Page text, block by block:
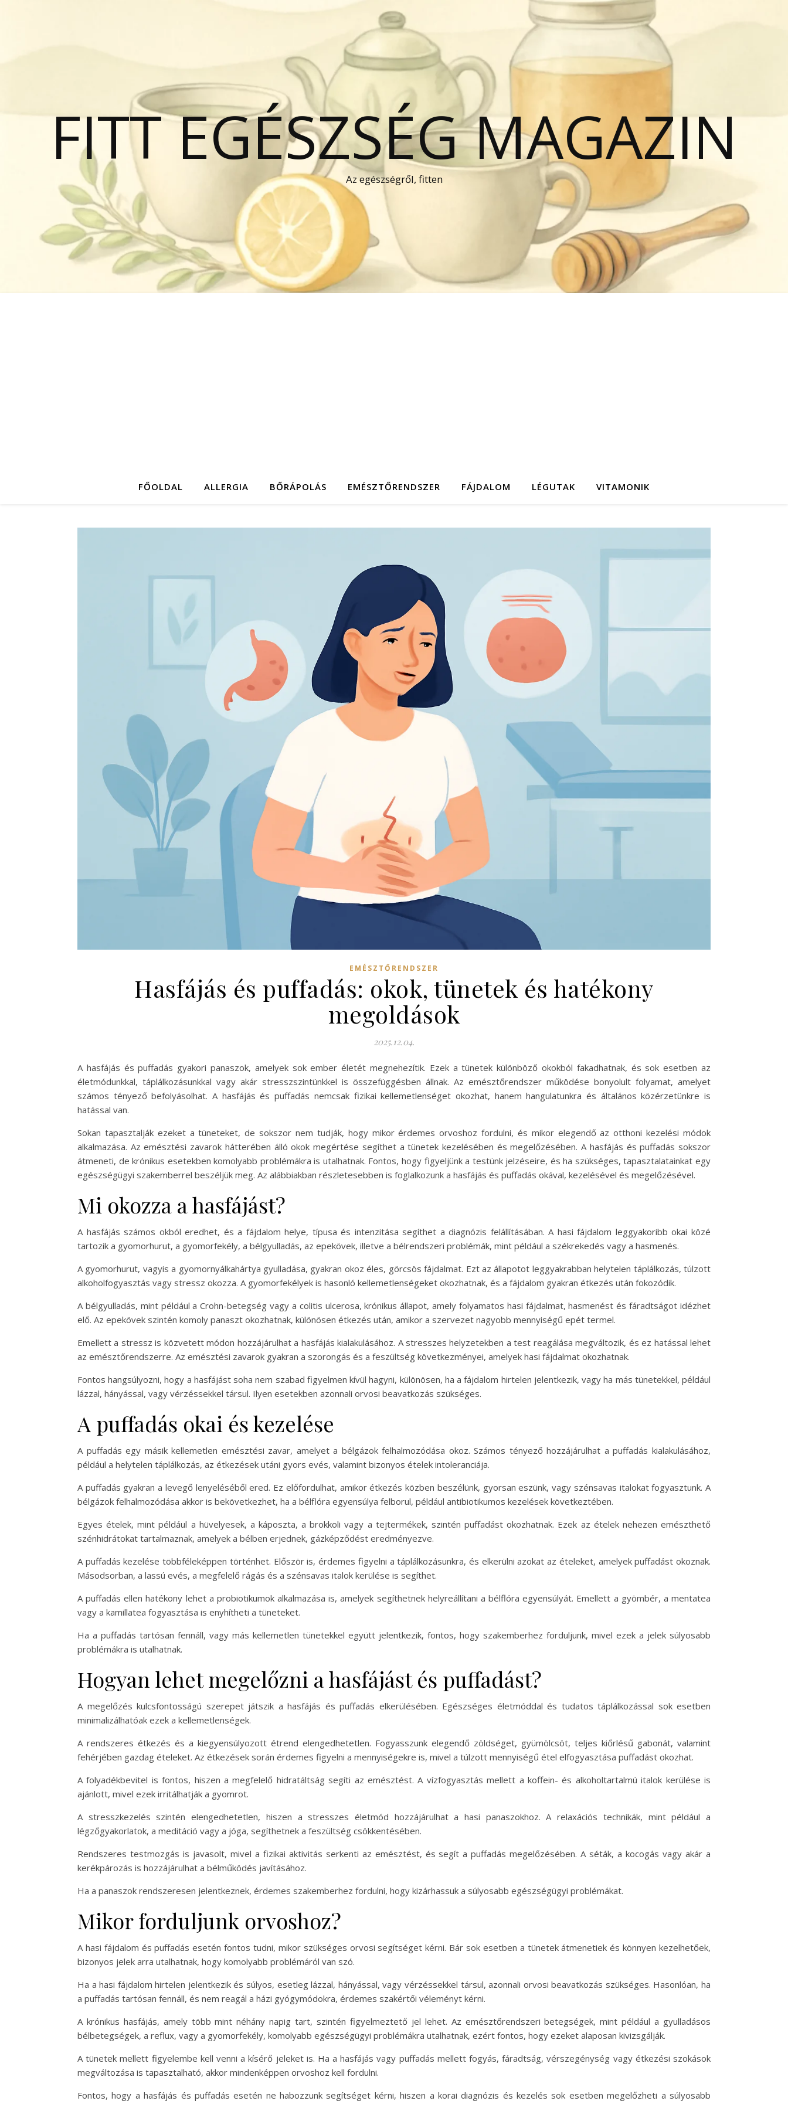
FITT EGÉSZSÉG MAGAZIN
Az egészségről, fitten
FŐOLDAL ALLERGIA BŐRÁPOLÁS EMÉSZTŐRENDSZER FÁJDALOM LÉGUTAK VITAMONIK
EMÉSZTŐRENDSZER
Hasfájás és puffadás: okok, tünetek és hatékony
megoldások
2025.12.04.
A hasfájás és puffadás gyakori panaszok, amelyek sok ember életét megnehezítik. Ezek a tünetek különböző okokból fakadhatnak, és sok esetben az
életmódunkkal, táplálkozásunkkal vagy akár stresszszintünkkel is összefüggésben állnak. Az emésztőrendszer működése bonyolult folyamat, amelyet
számos tényező befolyásolhat. A hasfájás és puffadás nemcsak fizikai kellemetlenséget okozhat, hanem hangulatunkra és általános közérzetünkre is
hatással van.
Sokan tapasztalják ezeket a tüneteket, de sokszor nem tudják, hogy mikor érdemes orvoshoz fordulni, és mikor elegendő az otthoni kezelési módok
alkalmazása. Az emésztési zavarok hátterében álló okok megértése segíthet a tünetek kezelésében és megelőzésében. A hasfájás és puffadás sokszor
átmeneti, de krónikus esetekben komolyabb problémákra is utalhatnak. Fontos, hogy figyeljünk a testünk jelzéseire, és ha szükséges, tapasztalatainkat egy
egészségügyi szakemberrel beszéljük meg. Az alábbiakban részletesebben is foglalkozunk a hasfájás és puffadás okával, kezelésével és megelőzésével.
Mi okozza a hasfájást?
A hasfájás számos okból eredhet, és a fájdalom helye, típusa és intenzitása segíthet a diagnózis felállításában. A hasi fájdalom leggyakoribb okai közé
tartozik a gyomorhurut, a gyomorfekély, a bélgyulladás, az epekövek, illetve a bélrendszeri problémák, mint például a székrekedés vagy a hasmenés.
A gyomorhurut, vagyis a gyomornyálkahártya gyulladása, gyakran okoz éles, görcsös fájdalmat. Ezt az állapotot leggyakrabban helytelen táplálkozás, túlzott
alkoholfogyasztás vagy stressz okozza. A gyomorfekélyek is hasonló kellemetlenségeket okozhatnak, és a fájdalom gyakran étkezés után fokozódik.
A bélgyulladás, mint például a Crohn-betegség vagy a colitis ulcerosa, krónikus állapot, amely folyamatos hasi fájdalmat, hasmenést és fáradtságot idézhet
elő. Az epekövek szintén komoly panaszt okozhatnak, különösen étkezés után, amikor a szervezet nagyobb mennyiségű epét termel.
Emellett a stressz is közvetett módon hozzájárulhat a hasfájás kialakulásához. A stresszes helyzetekben a test reagálása megváltozik, és ez hatással lehet
az emésztőrendszerre. Az emésztési zavarok gyakran a szorongás és a feszültség következményei, amelyek hasi fájdalmat okozhatnak.
Fontos hangsúlyozni, hogy a hasfájást soha nem szabad figyelmen kívül hagyni, különösen, ha a fájdalom hirtelen jelentkezik, vagy ha más tünetekkel, például
lázzal, hányással, vagy vérzéssekkel társul. Ilyen esetekben azonnali orvosi beavatkozás szükséges.
A puffadás okai és kezelése
A puffadás egy másik kellemetlen emésztési zavar, amelyet a bélgázok felhalmozódása okoz. Számos tényező hozzájárulhat a puffadás kialakulásához,
például a helytelen táplálkozás, az étkezések utáni gyors evés, valamint bizonyos ételek intoleranciája.
A puffadás gyakran a levegő lenyeléséből ered. Ez előfordulhat, amikor étkezés közben beszélünk, gyorsan eszünk, vagy szénsavas italokat fogyasztunk. A
bélgázok felhalmozódása akkor is bekövetkezhet, ha a bélflóra egyensúlya felborul, például antibiotikumos kezelések következtében.
Egyes ételek, mint például a hüvelyesek, a káposzta, a brokkoli vagy a tejtermékek, szintén puffadást okozhatnak. Ezek az ételek nehezen emészthető
szénhidrátokat tartalmaznak, amelyek a bélben erjednek, gázképződést eredményezve.
A puffadás kezelése többféleképpen történhet. Először is, érdemes figyelni a táplálkozásunkra, és elkerülni azokat az ételeket, amelyek puffadást okoznak.
Másodsorban, a lassú evés, a megfelelő rágás és a szénsavas italok kerülése is segíthet.
A puffadás ellen hatékony lehet a probiotikumok alkalmazása is, amelyek segíthetnek helyreállítani a bélflóra egyensúlyát. Emellett a gyömbér, a mentatea
vagy a kamillatea fogyasztása is enyhítheti a tüneteket.
Ha a puffadás tartósan fennáll, vagy más kellemetlen tünetekkel együtt jelentkezik, fontos, hogy szakemberhez forduljunk, mivel ezek a jelek súlyosabb
problémákra is utalhatnak.
Hogyan lehet megelőzni a hasfájást és puffadást?
A megelőzés kulcsfontosságú szerepet játszik a hasfájás és puffadás elkerülésében. Egészséges életmóddal és tudatos táplálkozással sok esetben
minimalizálhatóak ezek a kellemetlenségek.
A rendszeres étkezés és a kiegyensúlyozott étrend elengedhetetlen. Fogyasszunk elegendő zöldséget, gyümölcsöt, teljes kiőrlésű gabonát, valamint
fehérjében gazdag ételeket. Az étkezések során érdemes figyelni a mennyiségekre is, mivel a túlzott mennyiségű étel elfogyasztása puffadást okozhat.
A folyadékbevitel is fontos, hiszen a megfelelő hidratáltság segíti az emésztést. A vízfogyasztás mellett a koffein- és alkoholtartalmú italok kerülése is
ajánlott, mivel ezek irritálhatják a gyomrot.
A stresszkezelés szintén elengedhetetlen, hiszen a stresszes életmód hozzájárulhat a hasi panaszokhoz. A relaxációs technikák, mint például a
légzőgyakorlatok, a meditáció vagy a jóga, segíthetnek a feszültség csökkentésében.
Rendszeres testmozgás is javasolt, mivel a fizikai aktivitás serkenti az emésztést, és segít a puffadás megelőzésében. A séták, a kocogás vagy akár a
kerékpározás is hozzájárulhat a bélműködés javításához.
Ha a panaszok rendszeresen jelentkeznek, érdemes szakemberhez fordulni, hogy kizárhassuk a súlyosabb egészségügyi problémákat.
Mikor forduljunk orvoshoz?
A hasi fájdalom és puffadás esetén fontos tudni, mikor szükséges orvosi segítséget kérni. Bár sok esetben a tünetek átmenetiek és könnyen kezelhetőek,
bizonyos jelek arra utalhatnak, hogy komolyabb problémáról van szó.
Ha a hasi fájdalom hirtelen jelentkezik és súlyos, esetleg lázzal, hányással, vagy vérzéssekkel társul, azonnali orvosi beavatkozás szükséges. Hasonlóan, ha
a puffadás tartósan fennáll, és nem reagál a házi gyógymódokra, érdemes szakértői véleményt kérni.
A krónikus hasfájás, amely több mint néhány napig tart, szintén figyelmeztető jel lehet. Az emésztőrendszeri betegségek, mint például a gyulladásos
bélbetegségek, a reflux, vagy a gyomorfekély, komolyabb egészségügyi problémákra utalhatnak, ezért fontos, hogy ezeket alaposan kivizsgálják.
A tünetek mellett figyelembe kell venni a kísérő jeleket is. Ha a hasfájás vagy puffadás mellett fogyás, fáradtság, vérszegénység vagy étkezési szokások
megváltozása is tapasztalható, akkor mindenképpen orvoshoz kell fordulni.
Fontos, hogy a hasfájás és puffadás esetén ne habozzunk segítséget kérni, hiszen a korai diagnózis és kezelés sok esetben megelőzheti a súlyosabb